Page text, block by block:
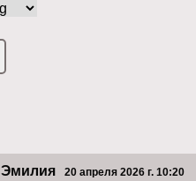
Эмилия 20 апреля 2026 г. 10:20